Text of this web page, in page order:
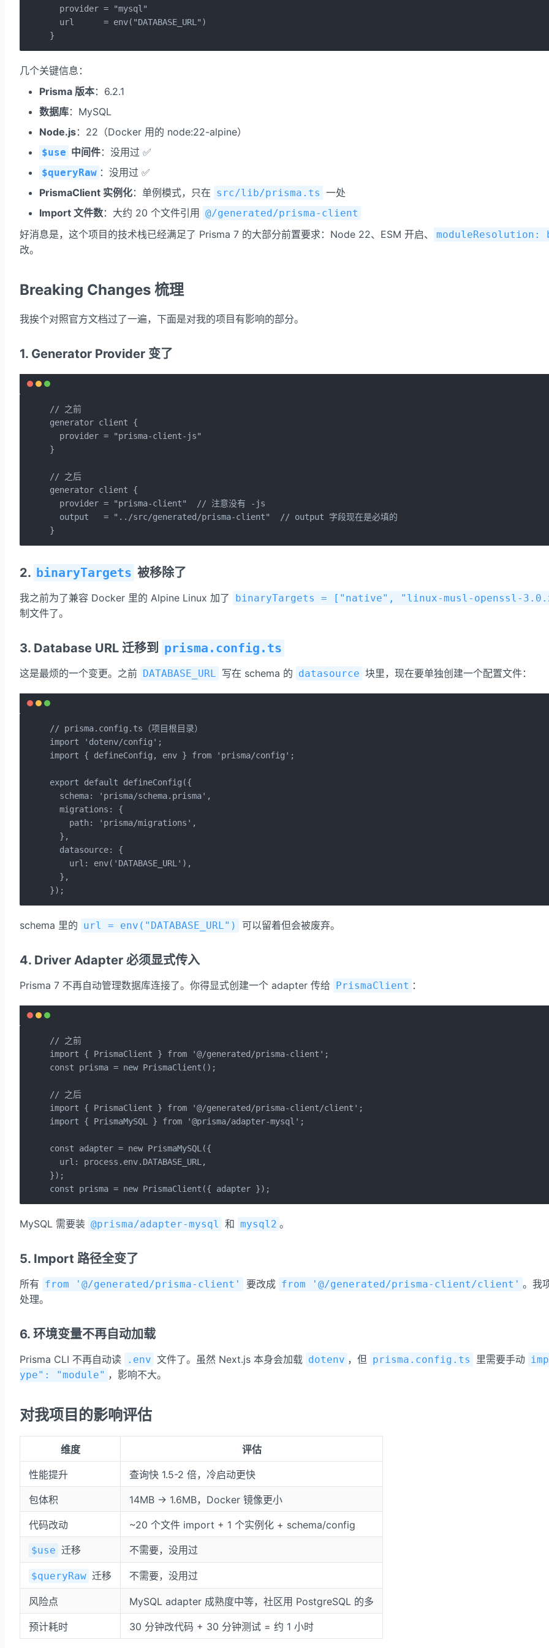
  provider = "mysql"
  url      = env("DATABASE_URL")
}
几个关键信息：
Prisma 版本：6.2.1
数据库：MySQL
Node.js：22（Docker 用的 node:22-alpine）
$use 中间件：没用过 ✅
$queryRaw ：没用过 ✅
PrismaClient 实例化：单例模式，只在 src/lib/prisma.ts 一处
Import 文件数：大约 20 个文件引用 @/generated/prisma-client
好消息是，这个项目的技术栈已经满足了 Prisma 7 的大部分前置要求：Node 22、ESM 开启、 moduleResolution:
改。
Breaking Changes 梳理
我挨个对照官方文档过了一遍，下面是对我的项目有影响的部分。
1. Generator Provider 变了
// 之前
generator client {
  provider = "prisma-client-js"
}
// 之后
generator client {
  provider = "prisma-client"  // 注意没有 -js
  output   = "../src/generated/prisma-client"  // output 字段现在是必填的
}
2. binaryTargets 被移除了
我之前为了兼容 Docker 里的 Alpine Linux 加了 binaryTargets = ["native", "linux-musl-openssl-
制文件了。
3. Database URL 迁移到 prisma.config.ts
这是最烦的一个变更。之前 DATABASE_URL 写在 schema 的 datasource 块里，现在要单独创建一个配置文件：
// prisma.config.ts（项目根目录）
import 'dotenv/config';
import { defineConfig, env } from 'prisma/config';
export default defineConfig({
  schema: 'prisma/schema.prisma',
  migrations: {
    path: 'prisma/migrations',
  },
  datasource: {
    url: env('DATABASE_URL'),
  },
});
schema 里的 url = env("DATABASE_URL") 可以留着但会被废弃。
4. Driver Adapter 必须显式传入
Prisma 7 不再自动管理数据库连接了。你得显式创建一个 adapter 传给 PrismaClient ：
// 之前
import { PrismaClient } from '@/generated/prisma-client';
const prisma = new PrismaClient();
// 之后
import { PrismaClient } from '@/generated/prisma-client/client';
import { PrismaMySQL } from '@prisma/adapter-mysql';
const adapter = new PrismaMySQL({
  url: process.env.DATABASE_URL,
});
const prisma = new PrismaClient({ adapter });
MySQL 需要装 @prisma/adapter-mysql 和 mysql2 。
5. Import 路径全变了
所有 from '@/generated/prisma-client' 要改成 from '@/generated/prisma-client/client' 。我
处理。
6. 环境变量不再自动加载
Prisma CLI 不再自动读 .env 文件了。虽然 Next.js 本身会加载 dotenv ，但 prisma.config.ts 里需要手动
ype": "module" ，影响不大。
对我项目的影响评估
维度 评估
性能提升 查询快 1.5-2 倍，冷启动更快
包体积 14MB → 1.6MB，Docker 镜像更小
代码改动 ~20 个文件 import + 1 个实例化 + schema/config
$use 迁移 不需要，没用过
$queryRaw 迁移 不需要，没用过
风险点 MySQL adapter 成熟度中等，社区用 PostgreSQL 的多
预计耗时 30 分钟改代码 + 30 分钟测试 = 约 1 小时